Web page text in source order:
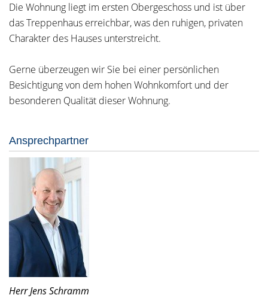
Die Wohnung liegt im ersten Obergeschoss und ist über
das Treppenhaus erreichbar, was den ruhigen, privaten
Charakter des Hauses unterstreicht.
Gerne überzeugen wir Sie bei einer persönlichen
Besichtigung von dem hohen Wohnkomfort und der
besonderen Qualität dieser Wohnung.
Ansprechpartner
Herr Jens Schramm